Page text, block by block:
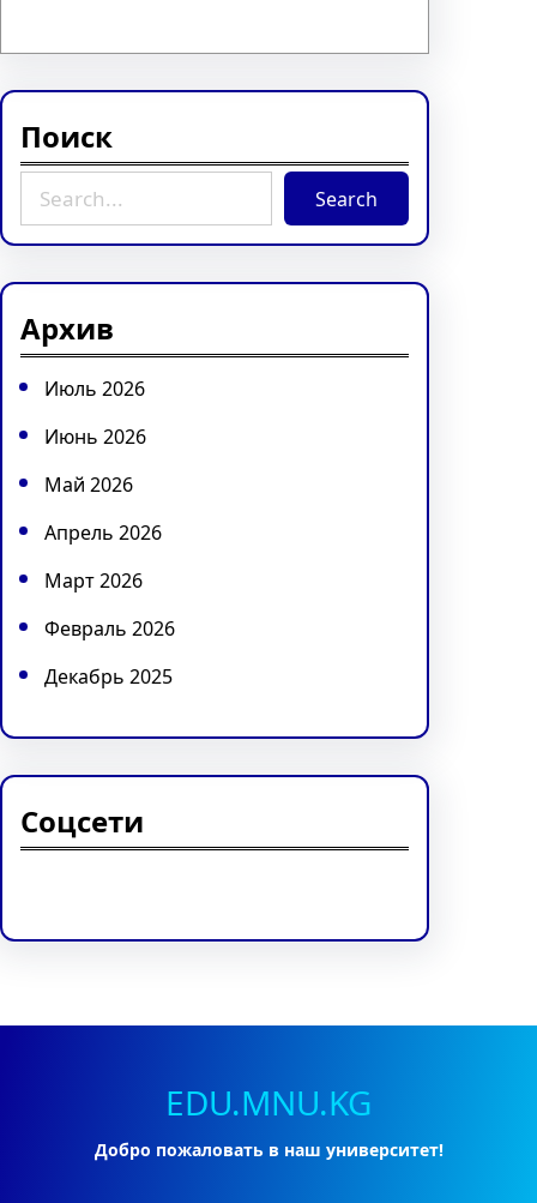
Поиск
a
h
Search
Архив
Июль 2026
Июнь 2026
Май 2026
Апрель 2026
Март 2026
Февраль 2026
Декабрь 2025
Соцсети
EDU.MNU.KG
Добро пожаловать в наш университет!